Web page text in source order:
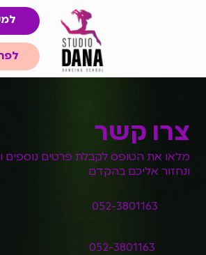
צרו קשר
מלאו את הטופס לקבלת פרטים
ונחזור אליכם בהקדם
052-3801163
052-3801163